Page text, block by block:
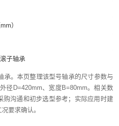
）
子轴承
承。本页整理该型号轴承的尺寸参数与
径D=420mm、宽度B=80mm。相关数
购沟通和初步选型参考；实际应用时建
要求确认。